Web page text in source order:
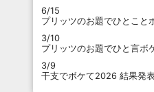
6/15
プリッツのお題でひとこと
3/10
プリッツのお題でひと言ボ
3/9
干支でボケて2026 結果発